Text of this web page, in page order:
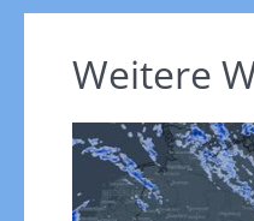
Weitere